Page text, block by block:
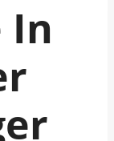
In